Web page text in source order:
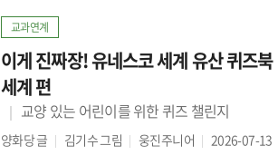
교과연계
이게 진짜장! 유네스코 세계 유산 퀴즈북
세계 편
교양 있는 어린이를 위한 퀴즈 챌린지
양화당글 김기수그림 웅진주니어 2026-07-13